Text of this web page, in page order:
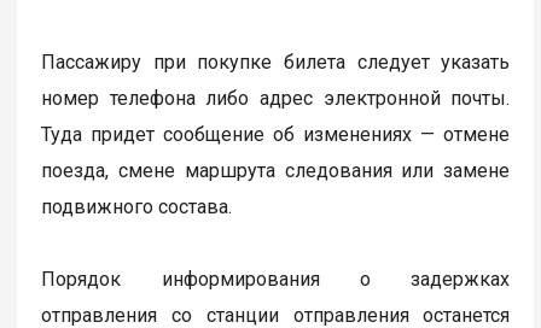
Пассажиру при покупке билета следует указать
номер телефона либо адрес электронной почты.
Туда придет сообщение об изменениях — отмене
поезда, смене маршрута следования или замене
подвижного состава.
Порядок информирования о задержках
отправления со станции отправления останется